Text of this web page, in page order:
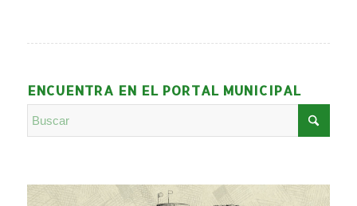
ENCUENTRA EN EL PORTAL MUNICIPAL